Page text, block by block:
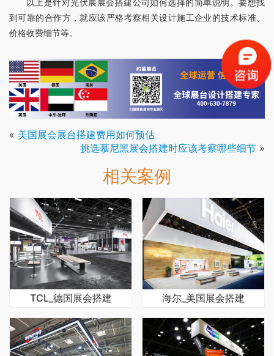
以上是针对光伏展展会搭建公司如何选择的简单说明。要想找
到可靠的合作方，就应该严格考察相关设计施工企业的技术标准、
价格收费细节等。
« 美国展会展台搭建费用如何预估
挑选慕尼黑展会搭建时应该考察哪些细节 »
相关案例
TCL_德国展会搭建 海尔_美国展会搭建